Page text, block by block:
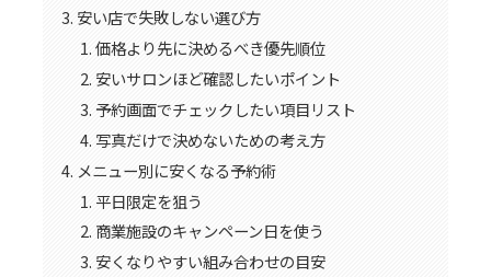
安い店で失敗しない選び方
価格より先に決めるべき優先順位
安いサロンほど確認したいポイント
予約画面でチェックしたい項目リスト
写真だけで決めないための考え方
メニュー別に安くなる予約術
平日限定を狙う
商業施設のキャンペーン日を使う
安くなりやすい組み合わせの目安